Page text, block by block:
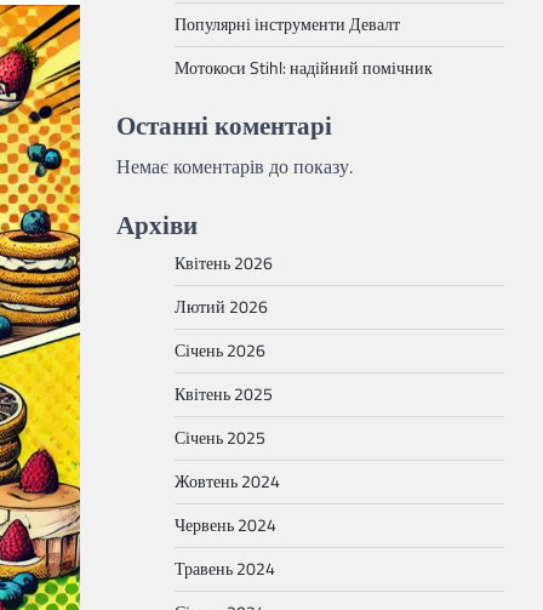
Популярні інструменти Девалт
Мотокоси Stihl: надійний помічник
Останні коментарі
Немає коментарів до показу.
Архіви
Квітень 2026
Лютий 2026
Січень 2026
Квітень 2025
Січень 2025
Жовтень 2024
Червень 2024
Травень 2024